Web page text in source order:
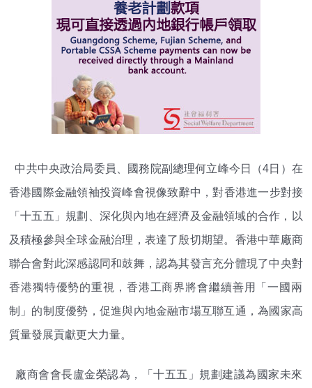
中共中央政治局委員、國務院副總理何立峰今日（4日） 在
香港國際金融領袖投資峰會視像致辭中，對香港進一步對接
「十五五」規劃、深化與內地在經濟及金融領域的合作，
以
及積極參與全球金融治理，表達了殷切期望。 香港中華廠商
聯合會對此深感認同和鼓舞， 認為其發言充分體現了中央對
香港獨特優勢的重視， 香港工商界將會繼續善用「一國兩
制」的制度優勢， 促進與內地金融市場互聯互通，為國家高
質量發展貢獻更大力量。
廠商會會長盧金榮認為，「十五五」 規劃建議為國家未來